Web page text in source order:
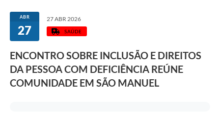
ABR
27
27 ABR 2026
SAÚDE
ENCONTRO SOBRE INCLUSÃO E DIREITOS
DA PESSOA COM DEFICIÊNCIA REÚNE
COMUNIDADE EM SÃO MANUEL